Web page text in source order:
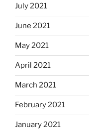
July 2021
June 2021
May 2021
April 2021
March 2021
February 2021
January 2021